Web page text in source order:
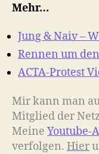
Mehr…
Jung & Naiv –
Rennen um
ACTA-Protest
Mir kann man
Mitglied der
Meine Youtube-
verfolgen. Hier